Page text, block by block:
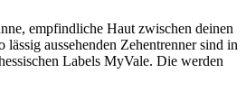
empfindliche Haut zwischen deinen
aussehenden Zehentrenner sind in
Labels MyVale. Die werden